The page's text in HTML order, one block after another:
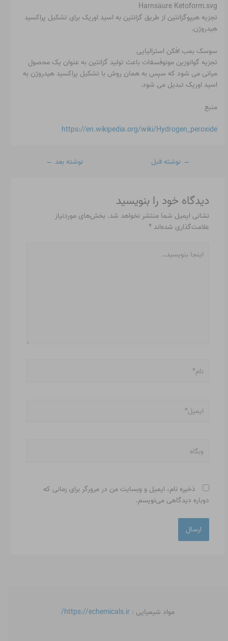
Harnsäure Ketoform.svg
تجزیه هیپوگزانتین از طریق گزانتین به اسید اوریک برای تشکیل پراکسید
هیدروژن.
سوسک بمب افکن استرالیایی
تجزیه گوانوزین مونوفسفات باعث تولید گزانتین به عنوان یک محصول
میانی می شود که سپس به همان روش با تشکیل پراکسید هیدروژن به
اسید اوریک تبدیل می شود.
منبع
https://en.wikipedia.org/wiki/Hydrogen_peroxide
→ نوشته قبل نوشته بعد ←
دیدگاه‌ خود را بنویسید
نشانی ایمیل شما منتشر نخواهد شد. بخش‌های موردنیاز
علامت‌گذاری شده‌اند *
بنویسید…
ذخیره نام، ایمیل و وبسایت من در مرورگر برای زمانی که
دوباره دیدگاهی می‌نویسم.
مواد شیمیایی : https://echemicals.ir/